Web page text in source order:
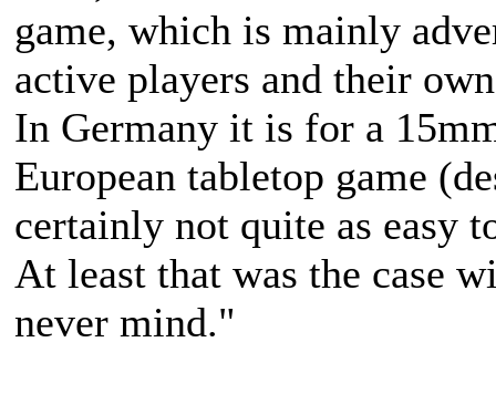
game, which is mainly
active players and their
In Germany it is for a
European tabletop game
certainly not quite as easy
At least that was the case
never mind."